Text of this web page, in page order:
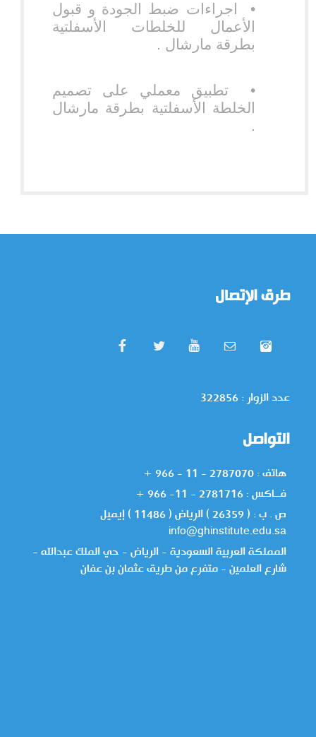
•
اجراءات ضبط الجودة و قبول
الأعمال للخلطات الأسفلتية
بطرقة مارشال .
•
تطبيق معملي على تصميم
الخلطة الأسفلتية بطرقة مارشال
.
طرق الإتصال
عدد الزوار : 322856
التواصل
هاتف : 2787070 - 11 - 966 +
فــاكس : 2781716 - 11- 966 +
ص . ب : ( 26359 ) الرياض ( 11486 ) إيميل
info@ghinstitute.edu.sa
المملكة العربية السعودية - الرياض - حي الملك عبدالله -
شارع العلمين - متفرع من طريق عثمان بن عفان